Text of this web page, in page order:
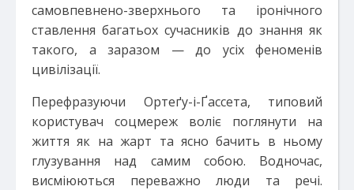
самовпевнено-зверхнього та іронічного
ставлення багатьох сучасників до знання як
такого, а заразом — до усіх феноменів
цивілізації.
Перефразуючи Ортеґу-і-Ґассета, типовий
користувач соцмереж воліє поглянути на
життя як на жарт та ясно бачить в ньому
глузування над самим собою. Водночас,
висміюються переважно люди та речі.